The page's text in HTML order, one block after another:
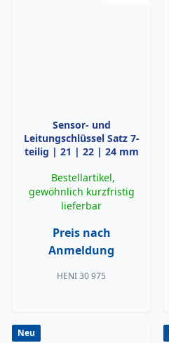
Sensor- und
Leitungschlüssel Satz 7-
teilig | 21 | 22 | 24 mm
Bestellartikel,
gewöhnlich kurzfristig
lieferbar
Preis nach
Anmeldung
HENI 30 975
Neu